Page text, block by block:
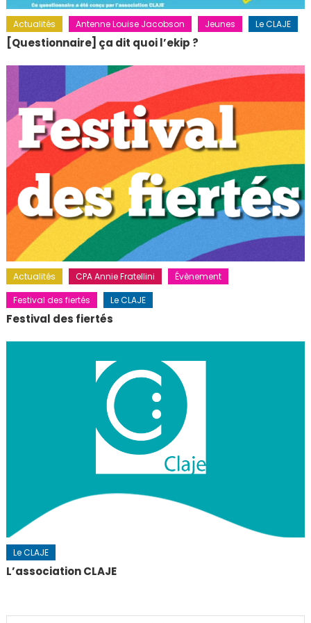
Actualités Antenne Louise Jacobson Jeunes Le CLAJE
[Questionnaire] ça dit quoi l’ekip ?
Actualités CPA Annie Fratellini
Évènement
Festival des fiertés
Le CLAJE
Festival des fiertés
Le CLAJE
L’association CLAJE